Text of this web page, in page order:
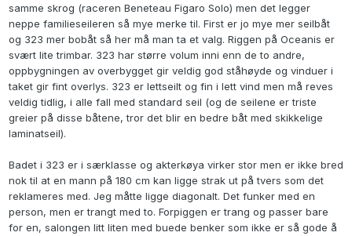
samme skrog (raceren Beneteau Figaro Solo) men det legger
neppe familieseileren så mye merke til. First er jo mye mer seilbåt
og 323 mer bobåt så her må man ta et valg. Riggen på Oceanis er
svært lite trimbar. 323 har større volum inni enn de to andre,
oppbygningen av overbygget gir veldig god ståhøyde og vinduer i
taket gir fint overlys. 323 er lettseilt og fin i lett vind men må reves
veldig tidlig, i alle fall med standard seil (og de seilene er triste
greier på disse båtene, tror det blir en bedre båt med skikkelige
laminatseil).
Badet i 323 er i særklasse og akterkøya virker stor men er ikke bred
nok til at en mann på 180 cm kan ligge strak ut på tvers som det
reklameres med. Jeg måtte ligge diagonalt. Det funker med en
person, men er trangt med to. Forpiggen er trang og passer bare
for en, salongen litt liten med buede benker som ikke er så gode å